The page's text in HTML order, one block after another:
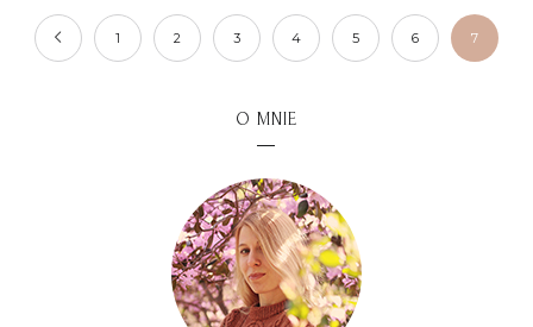
1 2 3 4 5 6 7
O MNIE